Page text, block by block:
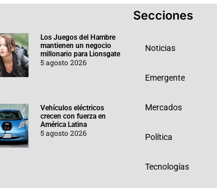
Los Juegos del Hambre
mantienen un negocio
millonario para Lionsgate
5 agosto 2026
Vehículos eléctricos
crecen con fuerza en
América Latina
5 agosto 2026
Secciones
Noticias
Emergente
Mercados
Política
Tecnologías